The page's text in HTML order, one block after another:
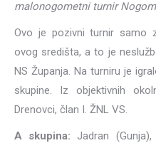
malonogometni turnir
Ovo je pozivni turnir samo
ovog središta, a to je
NS Županja. Na turniru je
skupine. Iz objektivnih
Drenovci, član I. ŽNL VS.
A skupina: Jadran